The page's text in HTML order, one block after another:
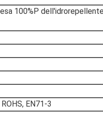
100%P
EN71-3